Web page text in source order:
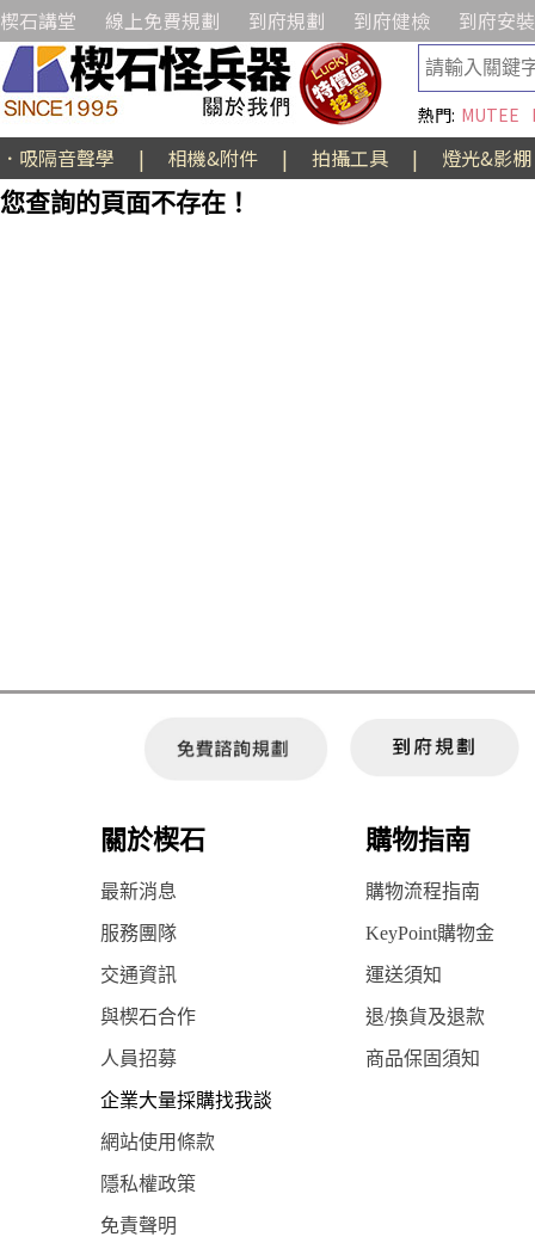
楔石講堂 線上免費規劃 到府規劃 到府健檢 到府安裝
熱門: MUTEE
．吸隔音聲學 | 相機&附件 | 拍攝工具 |
燈光&影棚
您查詢的頁面不存在！
關於楔石 購物指南
最新消息 購物流程指南
服務團隊 KeyPoint購物金
交通資訊 運送須知
與楔石合作 退/換貨及退款
人員招募 商品保固須知
企業大量採購找我談
網站使用條款
隱私權政策
免責聲明